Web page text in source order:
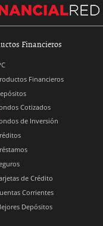
Financieros
Financieros
Cotizados
de Inversión
de Crédito
Corrientes
Depósitos